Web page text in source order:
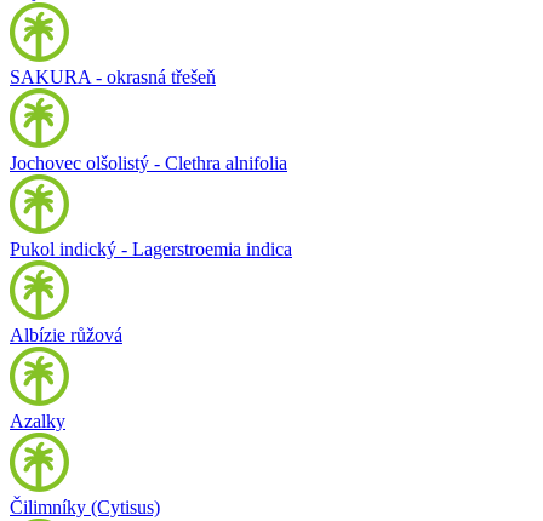
SAKURA - okrasná třešeň
Jochovec olšolistý - Clethra alnifolia
Pukol indický - Lagerstroemia indica
Albízie růžová
Azalky
Čilimníky (Cytisus)